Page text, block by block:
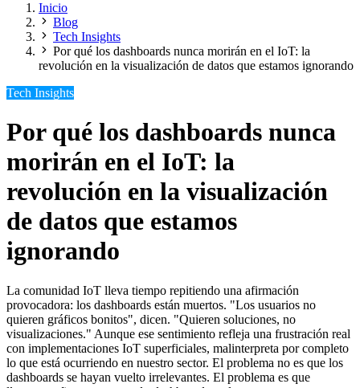
Inicio
Blog
Tech Insights
Por qué los dashboards nunca morirán en el IoT: la
revolución en la visualización de datos que estamos ignorando
Tech Insights
Por qué los dashboards nunca
morirán en el IoT: la
revolución en la visualización
de datos que estamos
ignorando
La comunidad IoT lleva tiempo repitiendo una afirmación
provocadora: los dashboards están muertos. "Los usuarios no
quieren gráficos bonitos", dicen. "Quieren soluciones, no
visualizaciones." Aunque ese sentimiento refleja una frustración real
con implementaciones IoT superficiales, malinterpreta por completo
lo que está ocurriendo en nuestro sector. El problema no es que los
dashboards se hayan vuelto irrelevantes. El problema es que